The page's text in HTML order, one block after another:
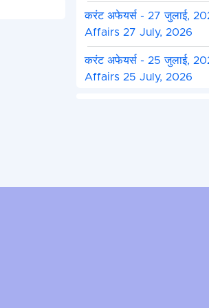
करंट अफेयर्स - 27 जुलाई,
Affairs 27 July, 2026
करंट अफेयर्स - 25 जुलाई,
Affairs 25 July, 2026